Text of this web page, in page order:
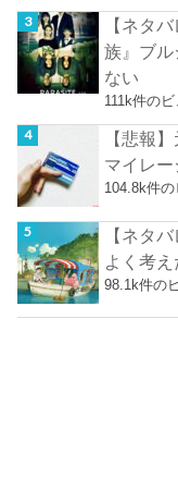
【ネタ
族』ブ
ない
111k件のビ
【悲報
マイレ
104.8k件の
【ネタ
よく考
98.1k件の